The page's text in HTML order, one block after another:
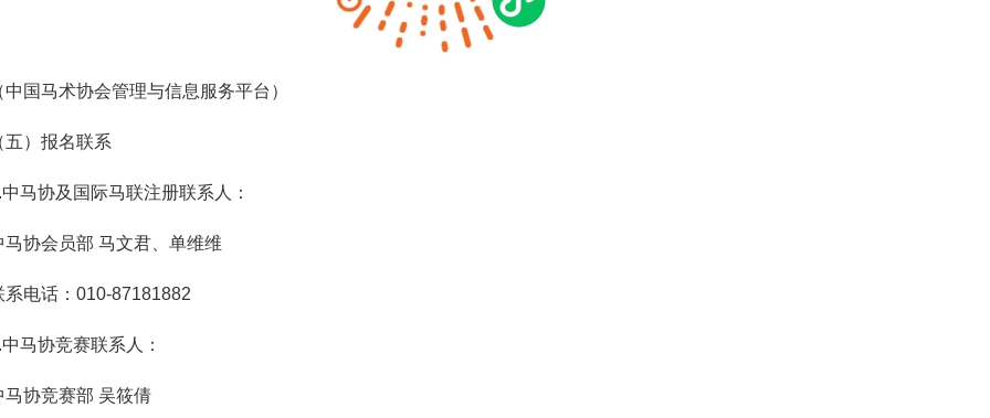
中国马术协会管理与信息服务平台）
五）报名联系
马协及国际马联注册联系人：
马协会员部 马文君、单维维
系电话：010-87181882
马协竞赛联系人：
马协竞赛部 吴筱倩